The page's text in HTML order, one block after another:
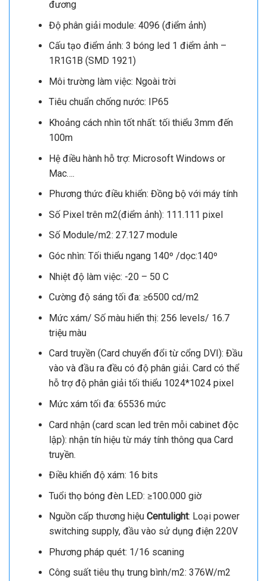
đương
Độ phân giải module: 4096 (điểm ảnh)
Cấu tạo điểm ảnh: 3 bóng led 1 điểm ảnh –
1R1G1B (SMD 1921)
Môi trường làm việc: Ngoài trời
Tiêu chuẩn chống nước: IP65
Khoảng cách nhìn tốt nhất: tối thiểu 3mm đến
100m
Hệ điều hành hỗ trợ: Microsoft Windows or
Mac….
Phương thức điều khiển: Đồng bộ với máy tính
Số Pixel trên m2(điểm ảnh): 111.111 pixel
Số Module/m2: 27.127 module
Góc nhìn: Tối thiểu ngang 140º /dọc:140º
Nhiệt độ làm việc: -20 – 50 C
Cường độ sáng tối đa: ≥6500 cd/m2
Mức xám/ Số màu hiển thị: 256 levels/ 16.7
triệu màu
Card truyền (Card chuyển đổi từ cổng DVI): Đầu
vào và đầu ra đều có độ phân giải. Card có thể
hỗ trợ độ phân giải tối thiểu 1024*1024 pixel
Mức xám tối đa: 65536 mức
Card nhận (card scan led trên mỗi cabinet độc
lập): nhận tín hiệu từ máy tính thông qua Card
truyền.
Điều khiển độ xám: 16 bits
Tuổi thọ bóng đèn LED: ≥100.000 giờ
Nguồn cấp thương hiệu Centulight: Loại power
switching supply, đầu vào sử dụng điện 220V
Phương pháp quét: 1/16 scaning
Công suất tiêu thụ trung bình/m2: 376W/m2